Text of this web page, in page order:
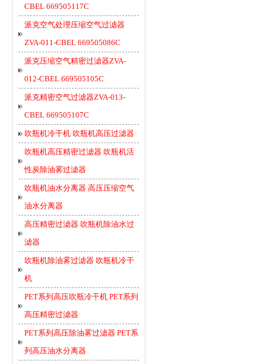
CBEL 669505117C
派克空气处理压缩空气过滤器
ZVA-011-CBEL 669505086C
派克压缩空气精密过滤器ZVA-
012-CBEL 669505105C
派克精密空气过滤器ZVA-013-
CBEL 669505107C
吹瓶机冷干机 吹瓶机高压过滤器
吹瓶机高压精密过滤器 吹瓶机活
性炭除油雾过滤器
吹瓶机油水分离器 高压压缩空气
油水分离器
高压精密过滤器 吹瓶机除油水过
滤器
吹瓶机除油雾过滤器 吹瓶机冷干
机
PET系列高压吹瓶冷干机 PET系列
高压精密过滤器
PET系列高压除油雾过滤器 PET系
列高压油水分离器